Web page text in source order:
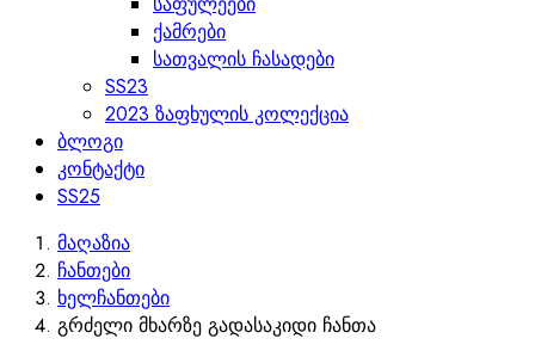
ქამრები
სათვალის ჩასადები
SS23
2023 ზაფხულის კოლექცია
ბლოგი
კონტაქტი
SS25
მაღაზია
ჩანთები
ხელჩანთები
გრძელი მხარზე გადასაკიდი ჩანთა